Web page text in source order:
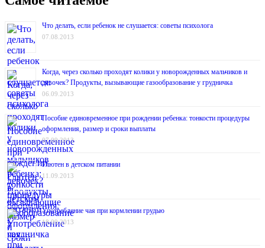
Что делать, если ребенок не слушается: советы психолога
07.08.2013
Когда, через сколько проходят колики у новорожденных мальчиков и
девочек? Продукты, вызывающие газообразование у грудничка
06.09.2013
Пособие единовременное при рождении ребенка: тонкости процедуры
оформления, размер и сроки выплаты
07.09.2013
Глютен в детском питании
11.09.2013
Употребление чая при кормлении грудью
18.09.2013